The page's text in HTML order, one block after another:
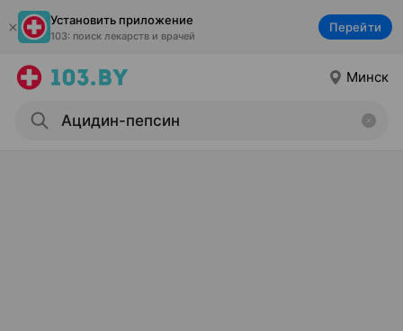
Установить приложение
103: поиск лекарств и врачей
Перейти
Минск